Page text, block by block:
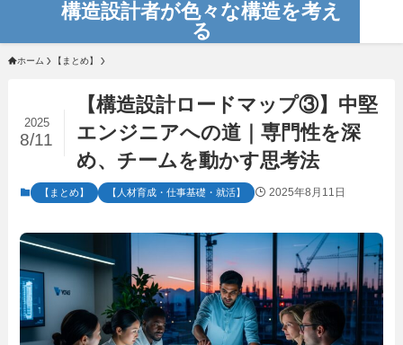
構造設計者が色々な構造を考え
る
ホーム 【まとめ】
【構造設計ロードマップ③】中堅
エンジニアへの道｜専門性を深
め、チームを動かす思考法
2025
8/11
【まとめ】 【人材育成・仕事基礎・就活】 2025年8月11日